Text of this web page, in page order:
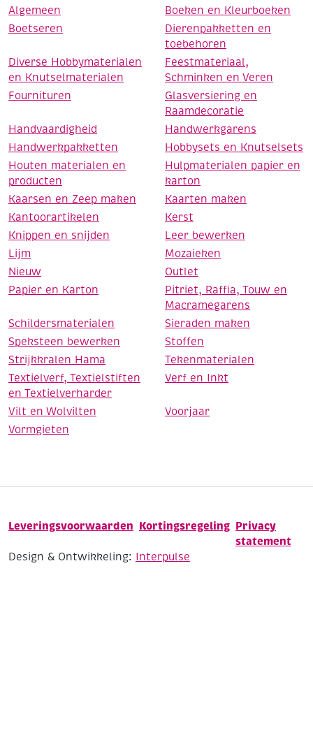
Algemeen
Boeken en Kleurboeken
Boetseren
Dierenpakketten en
toebehoren
Diverse Hobbymaterialen
en Knutselmaterialen
Feestmateriaal,
Schminken en Veren
Fournituren
Glasversiering en
Raamdecoratie
Handvaardigheid
Handwerkgarens
Handwerkpakketten
Hobbysets en Knutselsets
Houten materialen en
producten
Hulpmaterialen papier en
karton
Kaarsen en Zeep maken
Kaarten maken
Kantoorartikelen
Kerst
Knippen en snijden
Leer bewerken
Lijm
Mozaieken
Nieuw
Outlet
Papier en Karton
Pitriet, Raffia, Touw en
Macramegarens
Schildersmaterialen
Sieraden maken
Speksteen bewerken
Stoffen
Strijkkralen Hama
Tekenmaterialen
Textielverf, Textielstiften
en Textielverharder
Verf en Inkt
Vilt en Wolvilten
Voorjaar
Vormgieten
Leveringsvoorwaarden Kortingsregeling Privacy
statement
Design & Ontwikkeling: Interpulse